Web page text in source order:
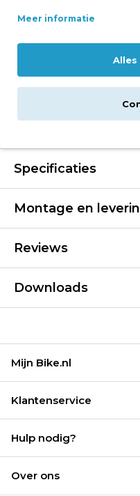
14 dagenbedenktijd
Specificaties
Montage en
Reviews
Downloads
Mijn Bike.nl
Klantenservice
Hulp nodig?
Over ons
Meer informatie
Alles